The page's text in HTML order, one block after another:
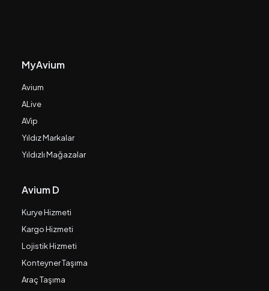
MyAvium
Avium
ALive
AVip
Yıldız Markalar
Yıldızlı Mağazalar
Avium D
Kurye Hizmeti
Kargo Hizmeti
Lojistik Hizmeti
Konteyner Taşıma
Araç Taşıma